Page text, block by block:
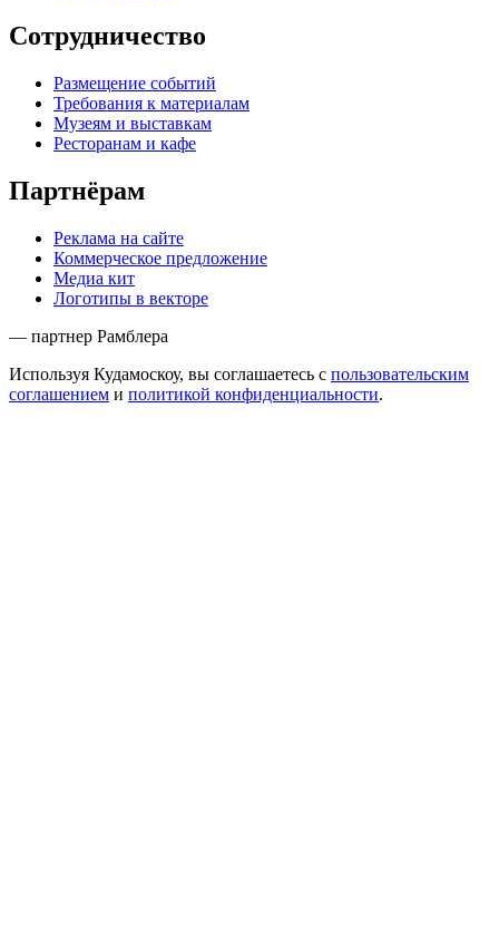
Сотрудничество
Размещение событий
Требования к материалам
Музеям и выставкам
Ресторанам и кафе
Партнёрам
Реклама на сайте
Коммерческое предложение
Медиа кит
Логотипы в векторе
— партнер Рамблера
Используя Кудамоскоу, вы соглашаетесь с пользовательским
соглашением и политикой конфиденциальности.